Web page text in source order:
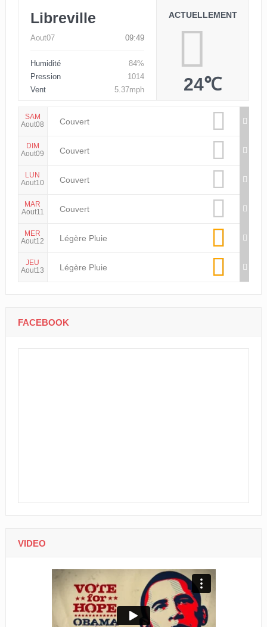
Libreville
Aout07 09:49
Humidité
84%
Pression
1014
Vent
5.37mph
ACTUELLEMENT
24℃
SAM
Aout08
Couvert
DIM
Aout09
Couvert
LUN
Aout10
Couvert
MAR
Aout11
Couvert
MER
Aout12
Légère Pluie
JEU
Aout13
Légère Pluie
FACEBOOK
VIDEO